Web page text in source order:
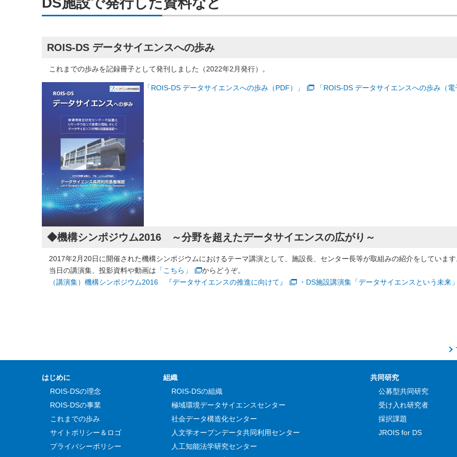
ROIS-DS データサイエンスへの歩み
これまでの歩みを記録冊子として発刊しました（2022年2月発行）。
「ROIS-DS データサイエンスへの歩み（PDF）」 「ROIS-DS データサイエンスへの歩み（電
◆機構シンポジウム2016 ～分野を超えたデータサイエンスの広がり～
2017年2月20日に開催された機構シンポジウムにおけるテーマ講演として、施設長、センター長等が取組みの紹介をしています
当日の講演集、投影資料や動画は 「こちら」
からどうぞ。
（講演集）機構シンポジウム2016 『データサイエンスの推進に向けて』
・DS施設講演集「データサイエンスという未来」
はじめに
ROIS-DSの理念
ROIS-DSの事業
これまでの歩み
サイトポリシー＆ロゴ
プライバシーポリシー
組織
ROIS-DSの組織
極域環境データサイエンスセンター
社会データ構造化センター
人文学オープンデータ共同利用センター
人工知能法学研究センター
共同研究
公募型共同研究
受け入れ研究者
採択課題
JROIS for DS